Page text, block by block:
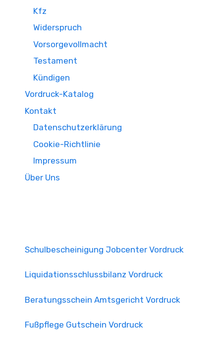
Kfz
Widerspruch
Vorsorgevollmacht
Testament
Kündigen
Vordruck-Katalog
Kontakt
Datenschutzerklärung
Cookie-Richtlinie
Impressum
Über Uns
Schulbescheinigung Jobcenter Vordruck
Liquidationsschlussbilanz Vordruck
Beratungsschein Amtsgericht Vordruck
Fußpflege Gutschein Vordruck